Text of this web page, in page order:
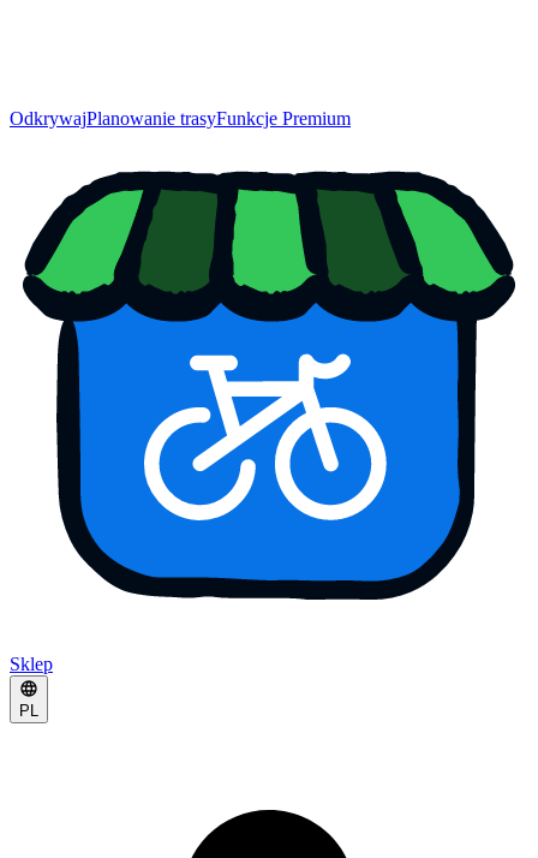
OdkrywajPlanowanie trasyFunkcje Premium
Sklep
PL